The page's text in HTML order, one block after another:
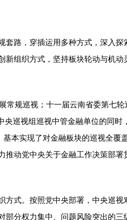
路，穿插运用多种方式，深入探
新组织方式，坚持板块轮动与机动
规巡视；十一届云南省委第七轮
巡视组巡视中管金融单位的同时
本实现了对金融板块的巡视全覆
动党中央关于金融工作决策部署
式。按照党中央部署，中央巡视
分权力集中、问题风险突出的三